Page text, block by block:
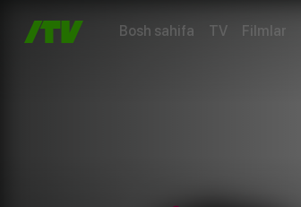
Bosh sahifa TV Filmlar